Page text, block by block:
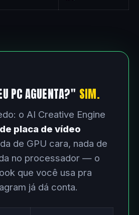
PC AGUENTA?" SIM.
o AI Creative Engine
placa de vídeo
de GPU cara, nada de
no processador — o
que você usa pra
já dá conta.